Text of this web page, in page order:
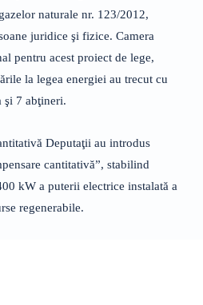
naturale nr. 123/2012,
juridice şi fizice. Camera
pentru acest proiect de lege,
la legea energiei au trecut cu
şi 7 abţineri.
Deputaţii au introdus
cantitativă”, stabilind
kW a puterii electrice instalată a
regenerabile.